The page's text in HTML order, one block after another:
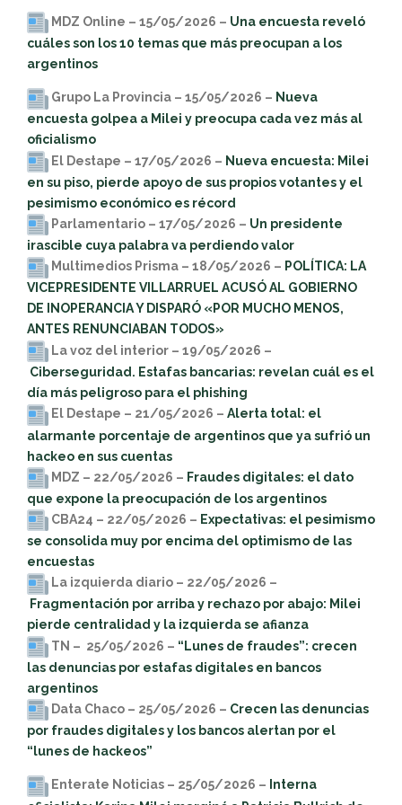
MDZ Online – 15/05/2026 – Una encuesta reveló
cuáles son los 10 temas que más preocupan a los
argentinos
Grupo La Provincia – 15/05/2026 – Nueva
encuesta golpea a Milei y preocupa cada vez más al
oficialismo
El Destape – 17/05/2026 – Nueva encuesta: Milei
en su piso, pierde apoyo de sus propios votantes y el
pesimismo económico es récord
Parlamentario – 17/05/2026 – Un presidente
irascible cuya palabra va perdiendo valor
Multimedios Prisma – 18/05/2026 – POLÍTICA: LA
VICEPRESIDENTE VILLARRUEL ACUSÓ AL GOBIERNO
DE INOPERANCIA Y DISPARÓ «POR MUCHO MENOS,
ANTES RENUNCIABAN TODOS»
La voz del interior – 19/05/2026 –
Ciberseguridad. Estafas bancarias: revelan cuál es el
día más peligroso para el phishing
El Destape – 21/05/2026 – Alerta total: el
alarmante porcentaje de argentinos que ya sufrió un
hackeo en sus cuentas
MDZ – 22/05/2026 – Fraudes digitales: el dato
que expone la preocupación de los argentinos
CBA24 – 22/05/2026 – Expectativas: el pesimismo
se consolida muy por encima del optimismo de las
encuestas
La izquierda diario – 22/05/2026 –
Fragmentación por arriba y rechazo por abajo: Milei
pierde centralidad y la izquierda se afianza
TN – 25/05/2026 – “Lunes de fraudes”: crecen
las denuncias por estafas digitales en bancos
argentinos
Data Chaco – 25/05/2026 – Crecen las denuncias
por fraudes digitales y los bancos alertan por el
“lunes de hackeos”
Enterate Noticias – 25/05/2026 – Interna